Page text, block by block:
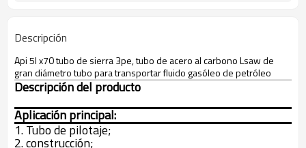
Descripción
Api 5l x70 tubo de sierra 3pe, tubo de acero al carbono Lsaw de
gran diámetro tubo para transportar fluido gasóleo de petróleo
Descripción del producto
Aplicación principal:
1. Tubo de pilotaje;
2. construcción;